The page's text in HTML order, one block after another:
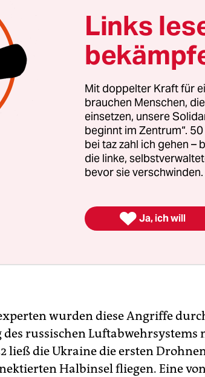
– und
der Schwarzmeerflotte, die zu
Dabei soll auch der Flottenchef
sein.
wurden diese Angriffe
des russischen Luftabwehrsystems
ließ die Ukraine die ersten
Halbinsel fliegen. Eine
Links
Mit doppelter Kraft für
brauchen Menschen,
einsetzen, unsere
beginnt im Zentrum“.
bei taz zahl ich gehen –
die linke,
bevor sie
 Ja, ich will